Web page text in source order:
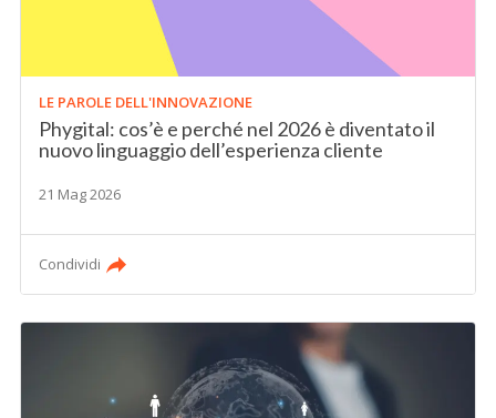
LE PAROLE DELL'INNOVAZIONE
Phygital: cos’è e perché nel 2026 è diventato il
nuovo linguaggio dell’esperienza cliente
21 Mag 2026
Condividi